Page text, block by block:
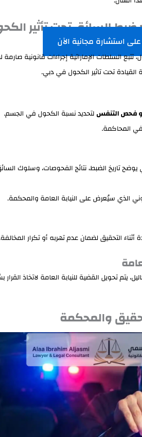
ضبط السائق تحت تأثير
استشارة مجانية الآن
السلطات الإماراتية إجراءات قانونية صارمة
تحت تاثير الكحول في دبي.
فحص التنفسلتحديد نسبة الكحول في الجسم.
في المحاكمة.
تاريخ الضبط، نتائج الفحوصات، وسلوك
الذي سيُعرض على النيابة العامة والمحكمة.
أثناء التحقيق لضمان عدم تهربه أو تكرار
يتم تحويل القضية للنيابة العامة لاتخاذ
والمحكمة